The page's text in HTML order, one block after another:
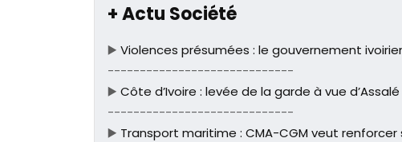
+ Actu Société
▶️ Violences présumées : le gouvernement
-----------------------------
▶️ Côte d’Ivoire : levée de la garde à vue
-----------------------------
▶️ Transport maritime : CMA-CGM veut renforcer